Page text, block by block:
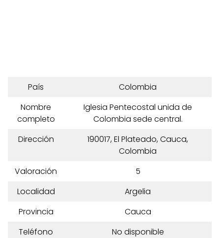
País
Colombia
Nombre
completo
Iglesia Pentecostal unida de
Colombia sede central.
Dirección
190017, El Plateado, Cauca,
Colombia
Valoración
5
Localidad
Argelia
Provincia
Cauca
Teléfono
No disponible